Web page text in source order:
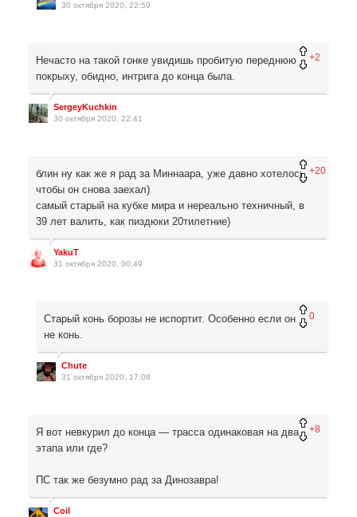
30 октября 2020, 22:59
+2
Нечасто на такой гонке увидишь пробитую переднюю
покрыху, обидно, интрига до конца была.
SergeyKuchkin
30 октября 2020, 22:41
+20
блин ну как же я рад за Миннаара, уже давно хотелось,
чтобы он снова заехал)
самый старый на кубке мира и нереально техничный, в
39 лет валить, как пиздюки 20тилетние)
YakuT
31 октября 2020, 00:49
0
Старый конь борозы не испортит. Особенно если он
не конь.
Chute
31 октября 2020, 17:08
+8
Я вот невкурил до конца — трасса одинаковая на два
этапа или где?
ПС так же безумно рад за Динозавра!
Coil